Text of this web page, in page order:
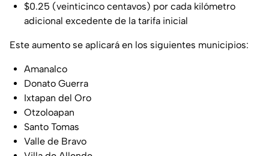
$0.25 (veinticinco centavos) por cada kilómetro
adicional excedente de la tarifa inicial
Este aumento se aplicará en los siguientes municipios:
Amanalco
Donato Guerra
Ixtapan del Oro
Otzoloapan
Santo Tomas
Valle de Bravo